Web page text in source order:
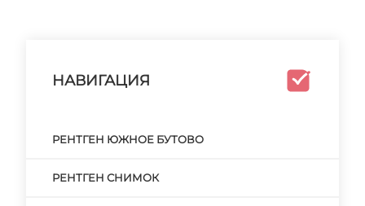
НАВИГАЦИЯ
РЕНТГЕН ЮЖНОЕ БУТОВО
РЕНТГЕН СНИМОК